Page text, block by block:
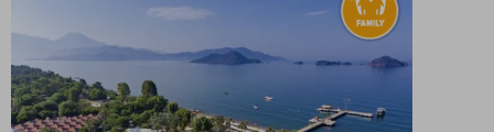
Diverse à-la-
carterestaurants